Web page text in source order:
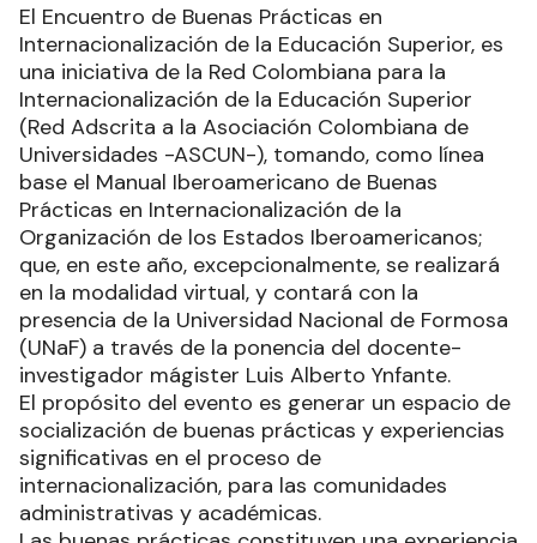
El Encuentro de Buenas Prácticas en
Internacionalización de la Educación Superior, es
una iniciativa de la Red Colombiana para la
Internacionalización de la Educación Superior
(Red Adscrita a la Asociación Colombiana de
Universidades -ASCUN-), tomando, como línea
base el Manual Iberoamericano de Buenas
Prácticas en Internacionalización de la
Organización de los Estados Iberoamericanos;
que, en este año, excepcionalmente, se realizará
en la modalidad virtual, y contará con la
presencia de la Universidad Nacional de Formosa
(UNaF) a través de la ponencia del docente-
investigador mágister Luis Alberto Ynfante.
El propósito del evento es generar un espacio de
socialización de buenas prácticas y experiencias
significativas en el proceso de
internacionalización, para las comunidades
administrativas y académicas.